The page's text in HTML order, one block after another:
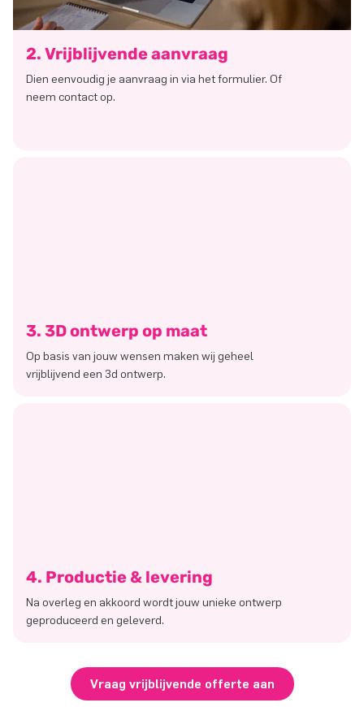
2. Vrijblijvende aanvraag
Dien eenvoudig je aanvraag in via het formulier. Of
neem contact op.
3. 3D ontwerp op maat
Op basis van jouw wensen maken wij geheel
vrijblijvend een 3d ontwerp.
4. Productie & levering
Na overleg en akkoord wordt jouw unieke ontwerp
geproduceerd en geleverd.
Vraag vrijblijvende offerte aan